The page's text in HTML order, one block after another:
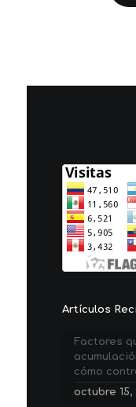
Artículos
Factores
cómo
octubre 15,